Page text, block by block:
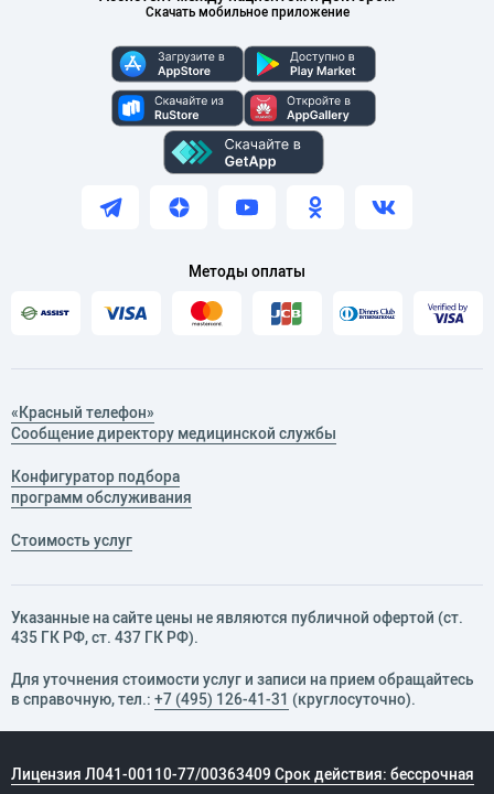
Скачать мобильное приложение
Методы оплаты
«Красный телефон»
Сообщение директору медицинской службы
Конфигуратор подбора
программ обслуживания
Стоимость услуг
Указанные на сайте цены не являются публичной офертой (ст.
435 ГК РФ, cт. 437 ГК РФ).
Для уточнения стоимости услуг и записи на прием обращайтесь
в справочную, тел.: +7 (495) 126-41-31 (круглосуточно).
Лицензия Л041-00110-77/00363409 Срок действия: бессрочная